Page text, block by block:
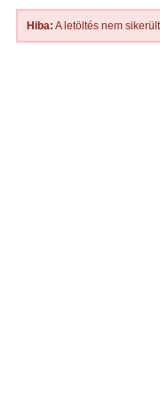
Hiba: A letöltés nem